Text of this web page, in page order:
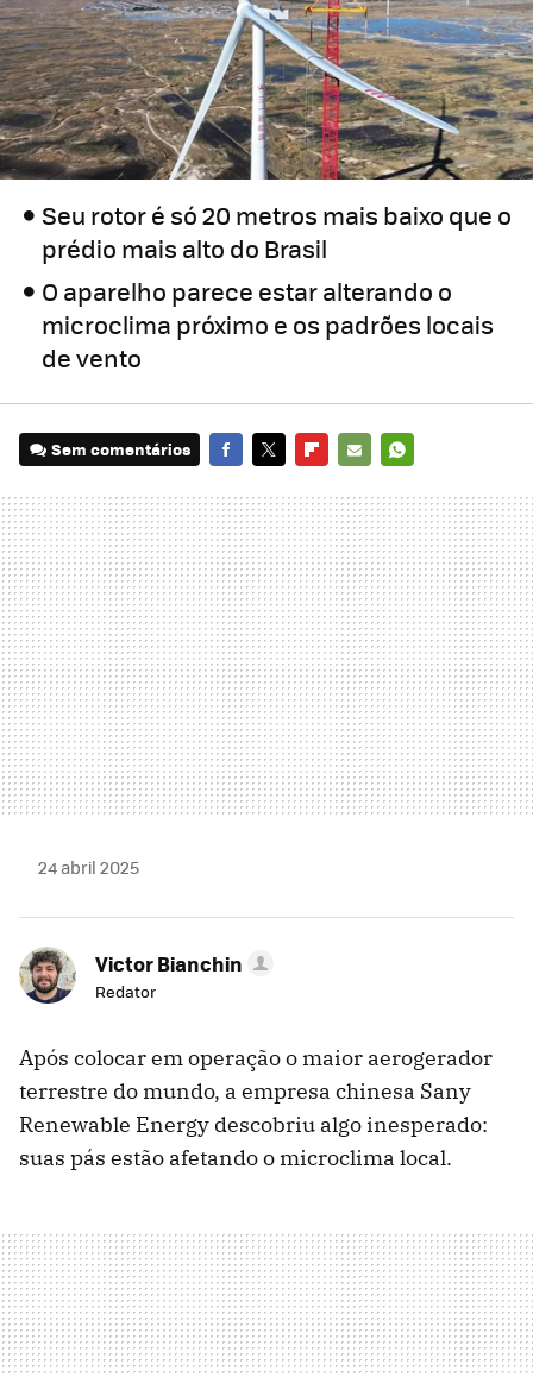
Seu rotor é só 20 metros mais baixo que o
prédio mais alto do Brasil
O aparelho parece estar alterando o
microclima próximo e os padrões locais
de vento
Sem comentários
MAIL
24 abril 2025
Victor Bianchin
Redator
Após colocar em operação o maior aerogerador
terrestre do mundo, a empresa chinesa Sany
Renewable Energy descobriu algo inesperado:
suas pás estão afetando o microclima local.